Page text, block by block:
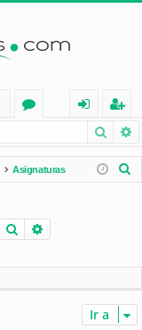
os
nt
ifi
e
eg
ist
ra
Asignaturas
r
Buscar
Ir a